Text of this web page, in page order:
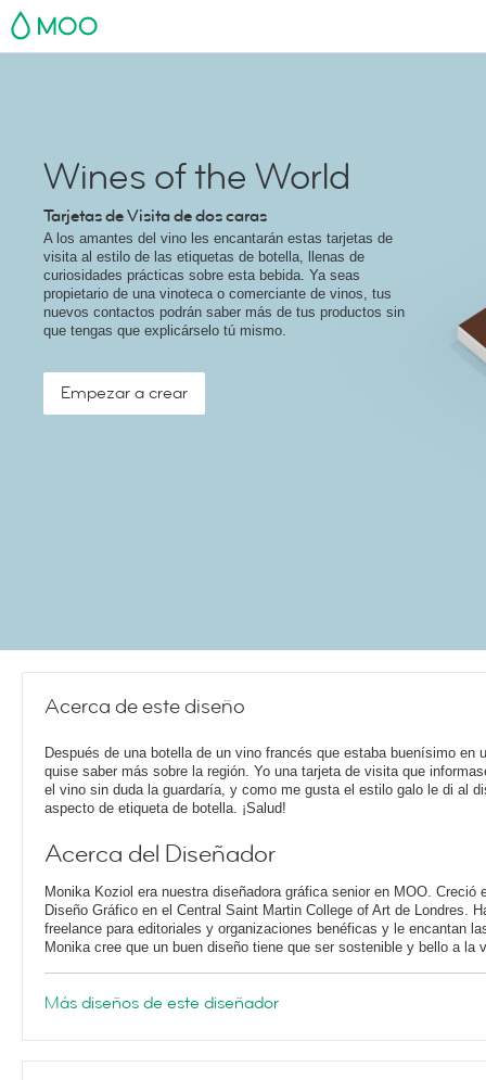
MOO
Wines of the World
Tarjetas de Visita de dos caras
A los amantes del vino les encantarán estas tarjetas de
visita al estilo de las etiquetas de botella, llenas de
curiosidades prácticas sobre esta bebida. Ya seas
propietario de una vinoteca o comerciante de vinos, tus
nuevos contactos podrán saber más de tus productos sin
que tengas que explicárselo tú mismo.
Empezar a crear
Acerca de este diseño
Después de una botella de un vino francés que estaba buenísimo en
quise saber más sobre la región. Yo una tarjeta de visita que
el vino sin duda la guardaría, y como me gusta el estilo galo le di al
aspecto de etiqueta de botella. ¡Salud!
Acerca del Diseñador
Monika Koziol era nuestra diseñadora gráfica senior en MOO. Creció
Diseño Gráfico en el Central Saint Martin College of Art de Londres.
freelance para editoriales y organizaciones benéficas y le encantan
Monika cree que un buen diseño tiene que ser sostenible y bello a la
Más diseños de este diseñador